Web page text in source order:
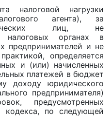
налоговой нагрузки
агента), за
лиц, не
налоговых органах в
предпринимателей и не
определяется
и (или) начисленных
платежей в бюджет
доходу юридического
предпринимателя)
предусмотренных
кодекса, по следующей